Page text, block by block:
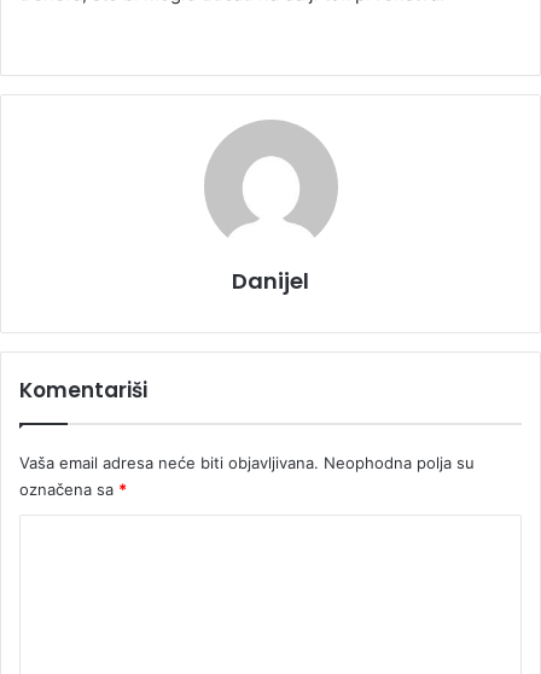
Danijel
Komentariši
Vaša email adresa neće biti objavljivana. Neophodna polja su
označena sa *